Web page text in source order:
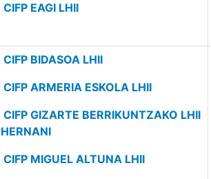
CIFP EAGI LHII
CIFP BIDASOA LHII
CIFP ARMERIA ESKOLA LHII
CIFP GIZARTE BERRIKUNTZAKO LHII
HERNANI
CIFP MIGUEL ALTUNA LHII